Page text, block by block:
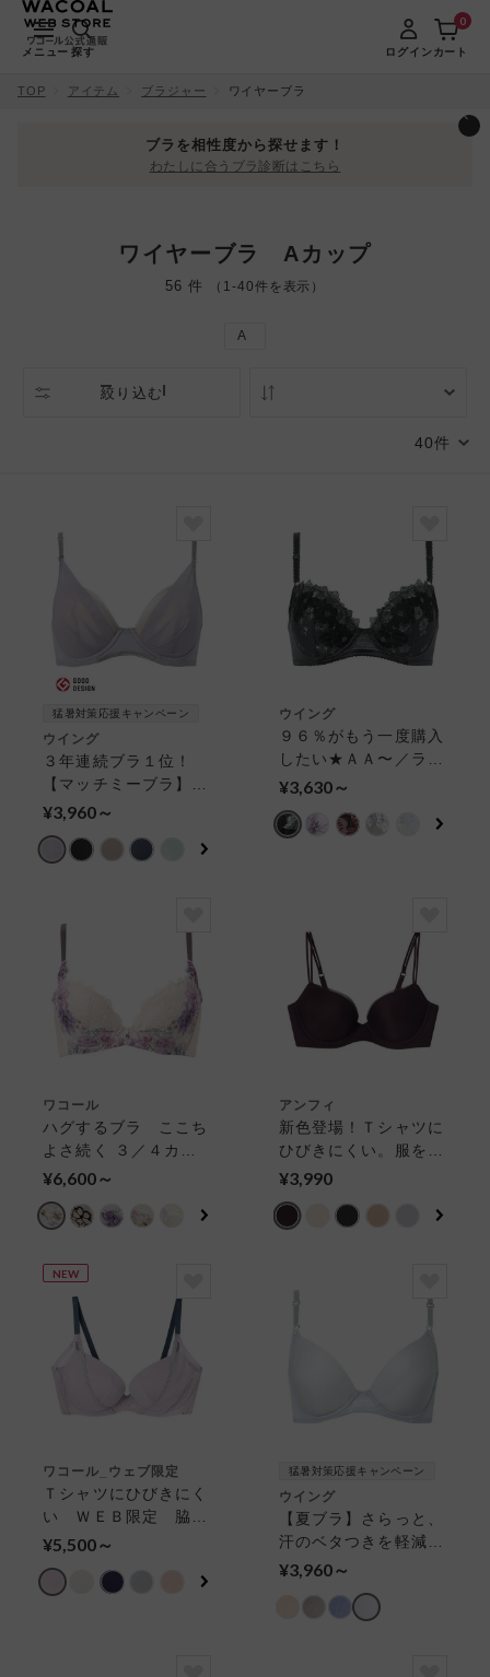
メニュー 探す ログインカート
0
TOP アイテム ブラジャー ワイヤーブラ
ブラを相性度から探せます！
わたしに合うブラ診断はこちら
ワイヤーブラ Aカップ
56 件 （1-40件を表示）
A
絞り込む
猛暑対策応援キャンペーン
ウイング
３年連続ブラ１位！
【マッチミーブラ】こ
こちよくフィット！カ
におすすめ ３／４カ
¥3,960～
ウイング
９６％がもう一度購入
したい★ＡＡ〜／ラク
なのに、ほどよく盛れ
プブラ】 ３／４カッ
¥3,630～
ワコール
ハグするブラ ここち
よさ続く ３／４カッ
プブラ
¥6,600～
アンフィ
新色登場！Ｔシャツに
ひびきにくい。服を着
たときのスタイルをあ
せる ３／４カップブ
¥3,990
NEW
ワコール_ウェブ限定
Ｔシャツにひびきにく
い ＷＥＢ限定 脇す
っきりハグするブラ
¥5,500～
猛暑対策応援キャンペーン
ウイング
【夏ブラ】さらっと、
汗のベタつきを軽減
【夏のうすかるブラ】
¥3,960～